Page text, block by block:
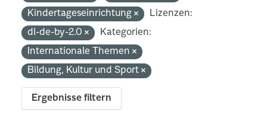
Kindertageseinrichtung
Lizenzen:
dl-de-by-2.0
Kategorien:
Internationale Themen
Bildung, Kultur und Sport
Ergebnisse filtern